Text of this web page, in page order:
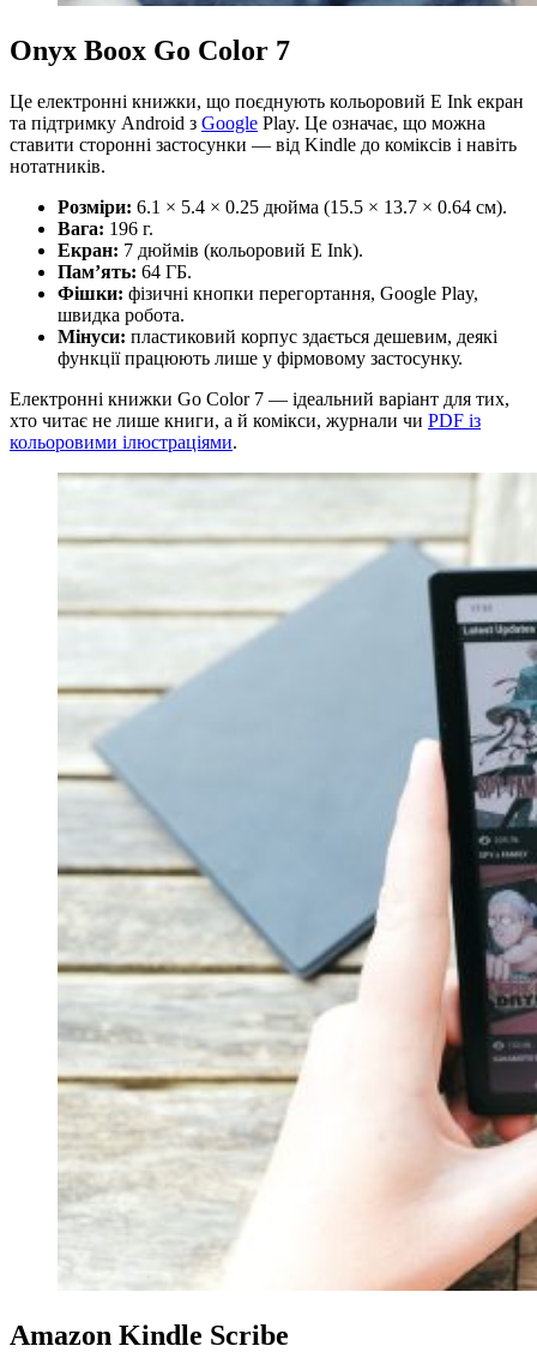
Onyx Boox Go Color 7
Це електронні книжки, що поєднують кольоровий E Ink екран
та підтримку Android з Google Play. Це означає, що можна
ставити сторонні застосунки — від Kindle до коміксів і навіть
нотатників.
Розміри: 6.1 × 5.4 × 0.25 дюйма (15.5 × 13.7 × 0.64 см).
Вага: 196 г.
Екран: 7 дюймів (кольоровий E Ink).
Пам’ять: 64 ГБ.
Фішки: фізичні кнопки перегортання, Google Play,
швидка робота.
Мінуси: пластиковий корпус здається дешевим, деякі
функції працюють лише у фірмовому застосунку.
Електронні книжки Go Color 7 — ідеальний варіант для тих,
хто читає не лише книги, а й комікси, журнали чи PDF із
кольоровими ілюстраціями.
Amazon Kindle Scribe